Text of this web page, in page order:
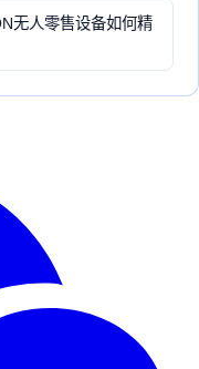
无人零售设备如何精